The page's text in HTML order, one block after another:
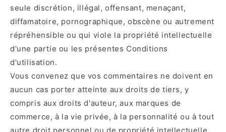
seule discrétion, illégal, offensant, menaçant,
diffamatoire, pornographique, obscène ou autrement
répréhensible ou qui viole la propriété intellectuelle
d'une partie ou les présentes Conditions
d'utilisation.
Vous convenez que vos commentaires ne doivent en
aucun cas porter atteinte aux droits de tiers, y
compris aux droits d'auteur, aux marques de
commerce, à la vie privée, à la personnalité ou à tout